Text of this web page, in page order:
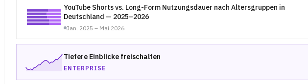
YouTube Shorts vs. Long-Form Nutzungsdauer nach Altersgruppen in
Deutschland — 2025–2026
Jan. 2025 – Mai 2026
Tiefere Einblicke freischalten
ENTERPRISE